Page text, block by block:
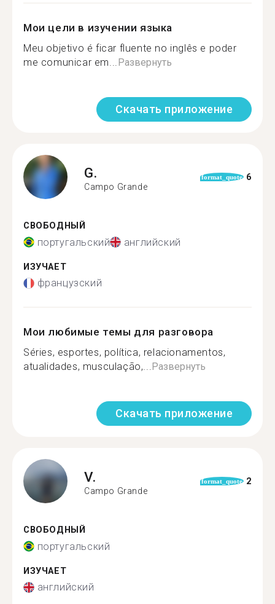
Мои цели в изучении языка
Meu objetivo é ficar fluente no inglês e poder
me comunicar em...Развернуть
Скачать приложение
G.
Campo Grande
format_quote 6
СВОБОДНЫЙ
португальский английский
ИЗУЧАЕТ
французский
Мои любимые темы для разговора
Séries, esportes, política, relacionamentos,
atualidades, musculação,...Развернуть
Скачать приложение
V.
Campo Grande
format_quote 2
СВОБОДНЫЙ
португальский
ИЗУЧАЕТ
английский